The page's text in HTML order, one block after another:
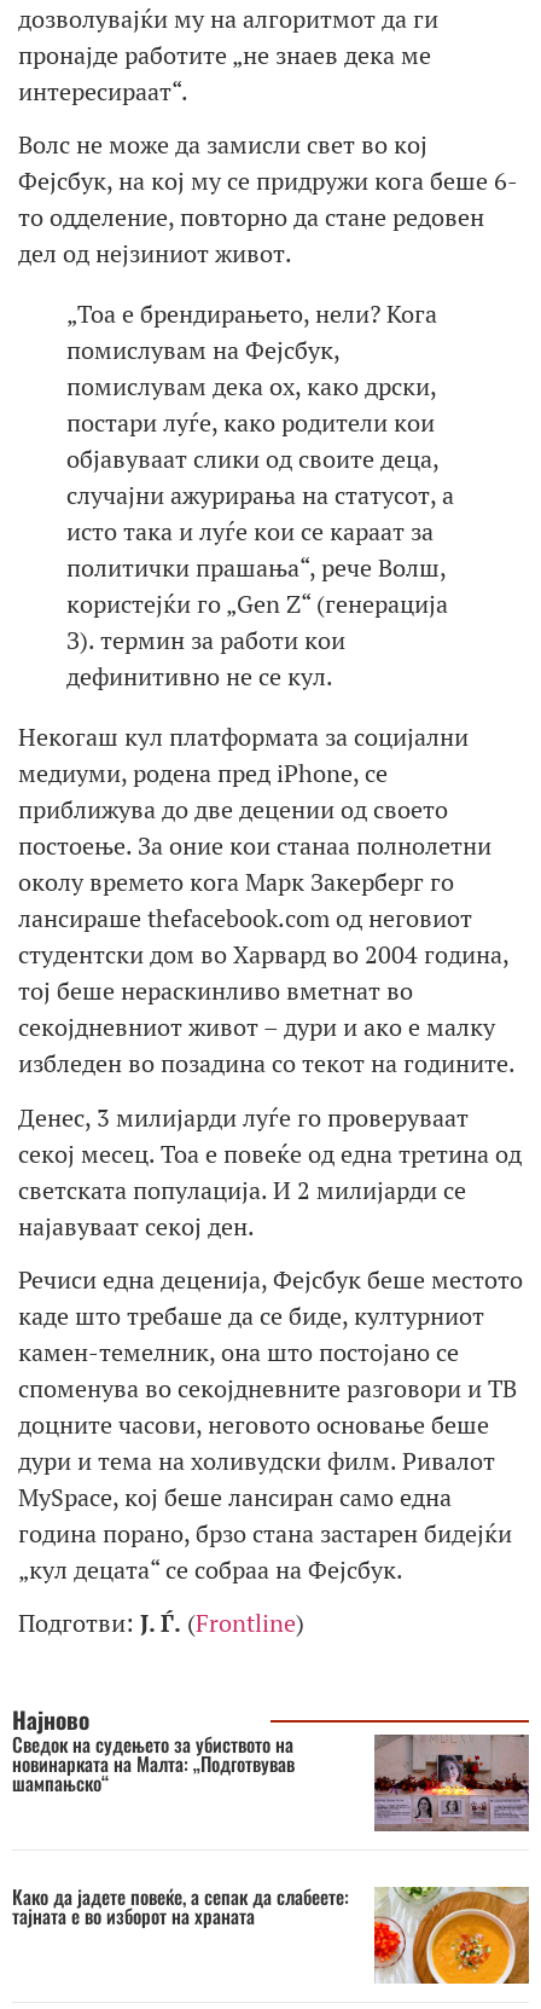
дозволувајќи му на алгоритмот да ги
пронајде работите „не знаев дека ме
интересираат“.
Волс не може да замисли свет во кој
Фејсбук, на кој му се придружи кога беше 6-
то одделение, повторно да стане редовен
дел од нејзиниот живот.
„Тоа е брендирањето, нели? Кога
помислувам на Фејсбук,
помислувам дека ох, како дрски,
постари луѓе, како родители кои
објавуваат слики од своите деца,
случајни ажурирања на статусот, а
исто така и луѓе кои се караат за
политички прашања“, рече Волш,
користејќи го „Gen Z“ (генерација
З). термин за работи кои
дефинитивно не се кул.
Некогаш кул платформата за социјални
медиуми, родена пред iPhone, се
приближува до две децении од своето
постоење. За оние кои станаа полнолетни
околу времето кога Марк Закерберг го
лансираше thefacebook.com од неговиот
студентски дом во Харвард во 2004 година,
тој беше нераскинливо вметнат во
секојдневниот живот – дури и ако е малку
избледен во позадина со текот на годините.
Денес, 3 милијарди луѓе го проверуваат
секој месец. Тоа е повеќе од една третина од
светската популација. И 2 милијарди се
најавуваат секој ден.
Речиси една деценија, Фејсбук беше местото
каде што требаше да се биде, културниот
камен-темелник, она што постојано се
споменува во секојдневните разговори и ТВ
доцните часови, неговото основање беше
дури и тема на холивудски филм. Ривалот
MySpace, кој беше лансиран само една
година порано, брзо стана застарен бидејќи
„кул децата“ се собраа на Фејсбук.
Подготви: Ј. Ѓ. (Frontline)
Најново
Сведок на судењето за убиството на
новинарката на Малта: „Подготвував
шампањско“
Како да јадете повеќе, а сепак да слабеете:
тајната е во изборот на храната